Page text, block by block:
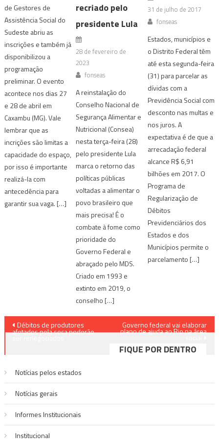
de Gestores de
Assistência Social do
Sudeste abriu as
inscrições e também já
disponibilizou a
programação
preliminar. O evento
acontece nos dias 27
e 28 de abril em
Caxambu (MG). Vale
lembrar que as
incrições são limitas a
capacidade do espaço,
por isso é importante
realizá-la com
antecedência para
garantir sua vaga. […]
recriado pelo
presidente Lula
28 de fevereiro de
2023
fonseas
A reinstalação do
Conselho Nacional de
Segurança Alimentar e
Nutricional (Consea)
nesta terça-feira (28)
pelo presidente Lula
marca o retorno das
políticas públicas
voltadas a alimentar o
povo brasileiro que
mais precisa! É o
combate à fome como
prioridade do
Governo Federal e
abraçado pelo MDS.
Criado em 1993 e
extinto em 2019, o
conselho […]
31 de julho de 2017
fonseas
Estados, municípios e
o Distrito Federal têm
até esta segunda-feira
(31) para parcelar as
dívidas com a
Previdência Social com
desconto nas multas e
nos juros. A
expectativa é de que a
arrecadação federal
alcance R$ 6,91
bilhões em 2017. O
Programa de
Regularização de
Débitos
Previdenciários dos
Estados e dos
Municípios permite o
parcelamento […]
Navegação
Débitos de produtores
afetados pela seca poderão
Governo federal vai elaborar
plano de ajuda ao Rio na área
FIQUE POR DENTRO
Notícias pelos estados
Notí­cias gerais
Informes Institucionais
Institucional